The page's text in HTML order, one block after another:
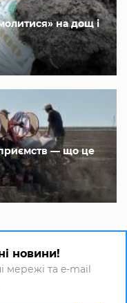
на дощ і
— що це
новини!
мережі та e-mail